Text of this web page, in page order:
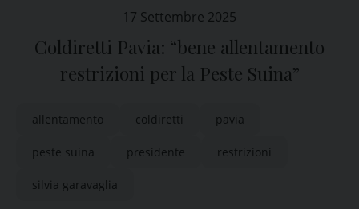
17 Settembre 2025
Coldiretti Pavia: “bene allentamento
restrizioni per la Peste Suina”
allentamento coldiretti pavia
peste suina presidente restrizioni
silvia garavaglia